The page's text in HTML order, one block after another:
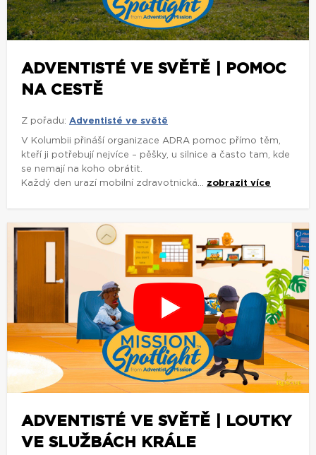
ADVENTISTÉ VE SVĚTĚ | POMOC
NA CESTĚ
Z pořadu: Adventisté ve světě
V Kolumbii přináší organizace ADRA pomoc přímo těm,
kteří ji potřebují nejvíce – pěšky, u silnice a často tam, kde
se nemají na koho obrátit.
Každý den urazí mobilní zdravotnická... zobrazit více
ADVENTISTÉ VE SVĚTĚ | LOUTKY
VE SLUŽBÁCH KRÁLE